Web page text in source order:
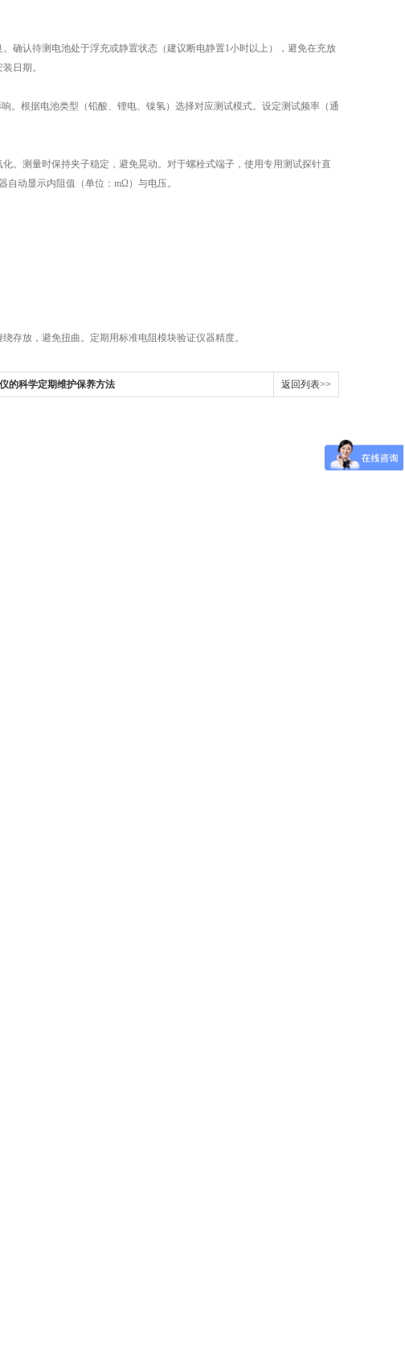
认待测电池处于浮充或静置状态（建议断电静置1小时以上），避免在充放
日期。
根据电池类型（铅酸、锂电、镍氢）选择对应测试模式。设定测试频率（通
测量时保持夹子稳定，避免晃动。对于螺栓式端子，使用专用测试探针直
动显示内阻值（单位：mΩ）与电压。
放，避免扭曲。定期用标准电阻模块验证仪器精度。
的科学定期维护保养方法 返回列表>>